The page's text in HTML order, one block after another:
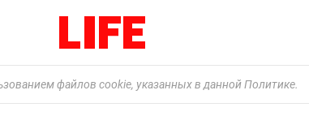
файлов cookie, указанных в данной Политике.